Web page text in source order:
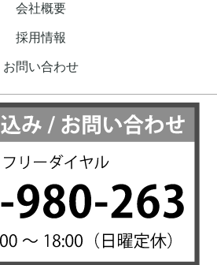
会社概要
採用情報
お問い合わせ